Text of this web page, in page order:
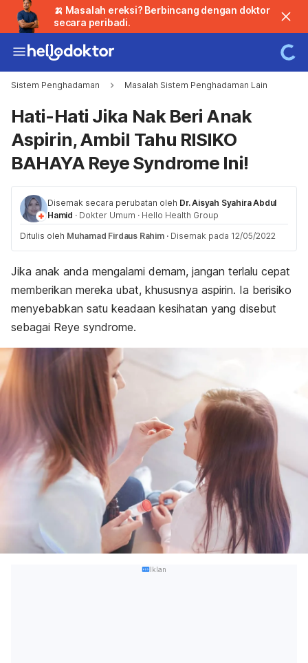
🍌 Masalah ereksi? Berbincang dengan doktor
secara peribadi.
Sistem Penghadaman Masalah Sistem Penghadaman Lain
Hati-Hati Jika Nak Beri Anak
Aspirin, Ambil Tahu RISIKO
BAHAYA Reye Syndrome Ini!
Disemak secara perubatan oleh Dr. Aisyah Syahira Abdul
Hamid · Dokter Umum · Hello Health Group
Ditulis oleh Muhamad Firdaus Rahim · Disemak pada 12/05/2022
Jika anak anda mengalami demam, jangan terlalu cepat
memberikan mereka ubat, khususnya aspirin. Ia berisiko
menyebabkan satu keadaan kesihatan yang disebut
sebagai Reye syndrome.
Iklan